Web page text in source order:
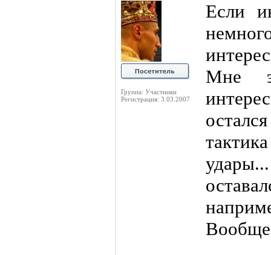
Группа: Участники
Регистрация: 3.03.2007
Если
Мне